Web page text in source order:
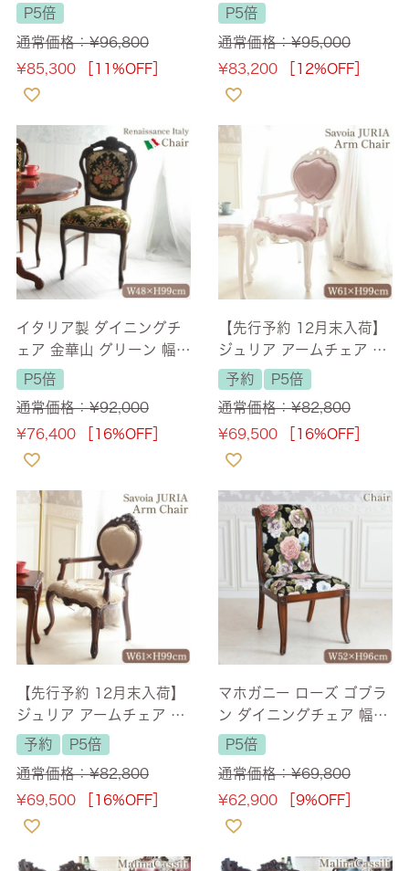
チェア ブラウン 合皮 【送
料無料】
P5倍
通常価格：¥96,800
¥85,300 ［11%OFF］
ェア アイボリー 幅48cm
【送料無料】
P5倍
通常価格：¥95,000
¥83,200 ［12%OFF］
イタリア製 ダイニングチ
ェア 金華山 グリーン 幅4
8cm 【送料無料】
P5倍
通常価格：¥92,000
¥76,400 ［16%OFF］
【先行予約 12月末入荷】
ジュリア アームチェア 猫
脚 ホワイト 幅61cm 【送
料無料/設置サービス付】
予約
P5倍
通常価格：¥82,800
¥69,500 ［16%OFF］
【先行予約 12月末入荷】
ジュリア アームチェア 猫
脚 ブラウン 幅61cm 【送
料無料/設置サービス付】
予約
P5倍
通常価格：¥82,800
¥69,500 ［16%OFF］
マホガニー ローズ ゴブラ
ン ダイニングチェア 幅52
cm 【送料無料】
P5倍
通常価格：¥69,800
¥62,900 ［9%OFF］